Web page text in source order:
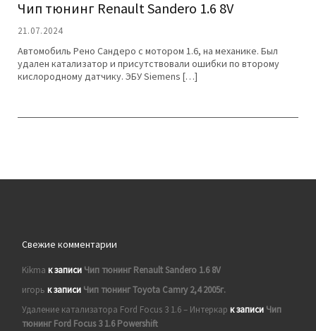
Чип тюнинг Renault Sandero 1.6 8V
21.07.2024
Автомобиль Рено Сандеро с мотором 1.6, на механике. Был
удален катализатор и присутствовали ошибки по второму
кислородному датчику. ЭБУ Siemens […]
Свежие комментарии
Kikma к записи Чип тюнинг Renault Sandero 1.6 8V
игорь к записи Чип тюнинг Toyota Camry 2,4 2005г.
Удаление катализатора Ford Focus 3 1.6 – Интеркар к записи Чип
тюнинг Ford Focus 3 1.6 Powershift